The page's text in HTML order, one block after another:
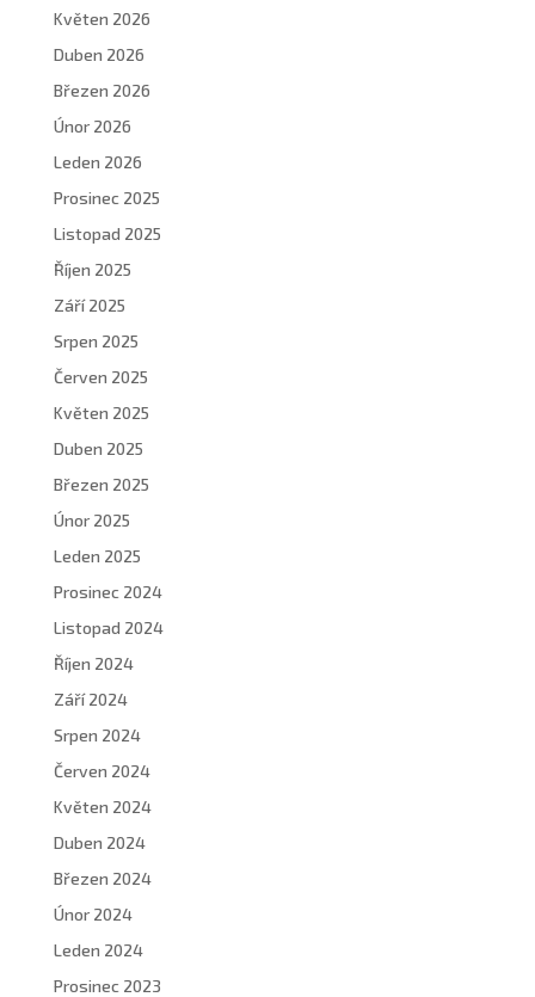
Květen 2026
Duben 2026
Březen 2026
Únor 2026
Leden 2026
Prosinec 2025
Listopad 2025
Říjen 2025
Září 2025
Srpen 2025
Červen 2025
Květen 2025
Duben 2025
Březen 2025
Únor 2025
Leden 2025
Prosinec 2024
Listopad 2024
Říjen 2024
Září 2024
Srpen 2024
Červen 2024
Květen 2024
Duben 2024
Březen 2024
Únor 2024
Leden 2024
Prosinec 2023